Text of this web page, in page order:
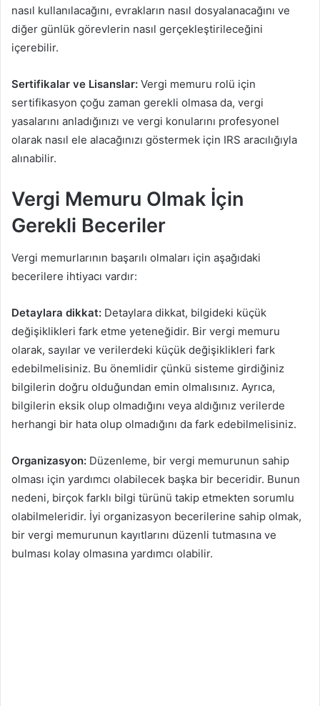
nasıl kullanılacağını, evrakların nasıl dosyalanacağını ve
diğer günlük görevlerin nasıl gerçekleştirileceğini
içerebilir.
Sertifikalar ve Lisanslar: Vergi memuru rolü için
sertifikasyon çoğu zaman gerekli olmasa da, vergi
yasalarını anladığınızı ve vergi konularını profesyonel
olarak nasıl ele alacağınızı göstermek için IRS aracılığıyla
alınabilir.
Vergi Memuru Olmak İçin
Gerekli Beceriler
Vergi memurlarının başarılı olmaları için aşağıdaki
becerilere ihtiyacı vardır:
Detaylara dikkat: Detaylara dikkat, bilgideki küçük
değişiklikleri fark etme yeteneğidir. Bir vergi memuru
olarak, sayılar ve verilerdeki küçük değişiklikleri fark
edebilmelisiniz. Bu önemlidir çünkü sisteme girdiğiniz
bilgilerin doğru olduğundan emin olmalısınız. Ayrıca,
bilgilerin eksik olup olmadığını veya aldığınız verilerde
herhangi bir hata olup olmadığını da fark edebilmelisiniz.
Organizasyon: Düzenleme, bir vergi memurunun sahip
olması için yardımcı olabilecek başka bir beceridir. Bunun
nedeni, birçok farklı bilgi türünü takip etmekten sorumlu
olabilmeleridir. İyi organizasyon becerilerine sahip olmak,
bir vergi memurunun kayıtlarını düzenli tutmasına ve
bulması kolay olmasına yardımcı olabilir.